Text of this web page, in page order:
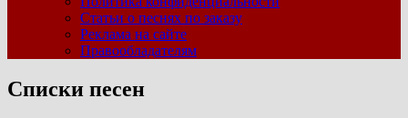
Статьи о песнях по заказу
Реклама на сайте
Правообладателям
Списки песен